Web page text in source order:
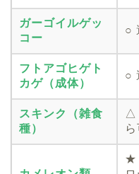
ガーゴイルゲッ
コー
○
フトアゴヒゲト
カゲ（成体）
○
スキンク（雑食
種）
△
★